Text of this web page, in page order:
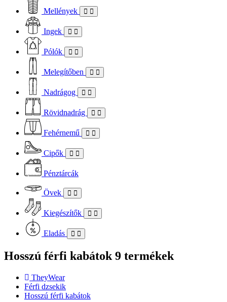
Mellények
Ingek
Pólók
Melegítőben
Nadrágog
Rövidnadrág
Fehérnemű
Cipők
Pénztárcák
Övek
Kiegészítők
Eladás
Hosszú férfi kabátok 9 termékek
TheyWear
Férfi dzsekik
Hosszú férfi kabátok